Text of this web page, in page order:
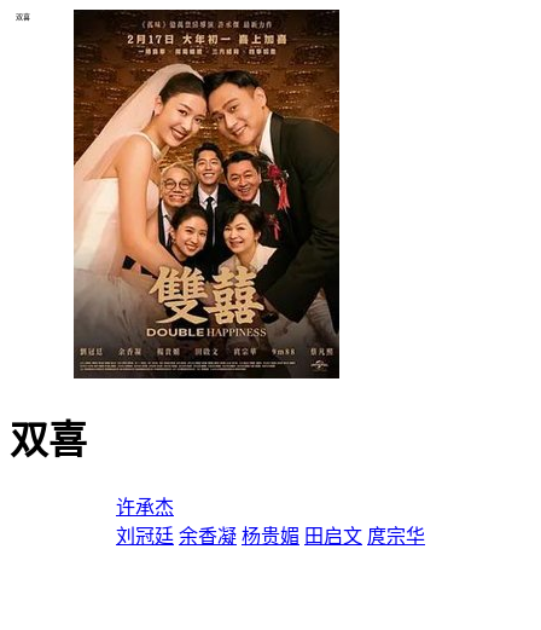
双喜
双喜
许承杰
刘冠廷 余香凝 杨贵媚 田启文 庹宗华